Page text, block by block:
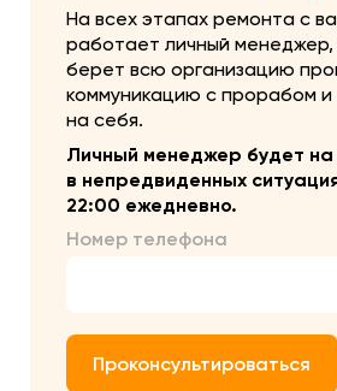
На всех этапах ремонта с
работает личный
берет всю организацию
коммуникацию с прорабом
на себя.
Личный менеджер будет на
в непредвиденных
22:00 ежедневно.
Номер телефона
Проконсультироваться